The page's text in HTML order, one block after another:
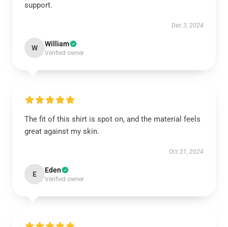
support.
Dec 3, 2024
W William
Verified owner
The fit of this shirt is spot on, and the material feels
great against my skin.
Oct 21, 2024
E Eden
Verified owner